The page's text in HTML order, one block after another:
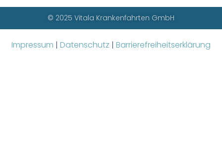
© 2025 Vitala Krankenfahrten GmbH
Impressum | Datenschutz | Barrierefreiheitserklärung